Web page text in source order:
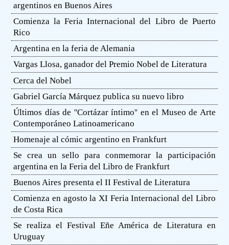
argentinos en Buenos Aires
Comienza la Feria Internacional del Libro de Puerto
Rico
Argentina en la feria de Alemania
Vargas Llosa, ganador del Premio Nobel de Literatura
Cerca del Nobel
Gabriel García Márquez publica su nuevo libro
Últimos días de ''Cortázar íntimo'' en el Museo de Arte
Contemporáneo Latinoamericano
Homenaje al cómic argentino en Frankfurt
Se crea un sello para conmemorar la participación
argentina en la Feria del Libro de Frankfurt
Buenos Aires presenta el II Festival de Literatura
Comienza en agosto la XI Feria Internacional del Libro
de Costa Rica
Se realiza el Festival Eñe América de Literatura en
Uruguay